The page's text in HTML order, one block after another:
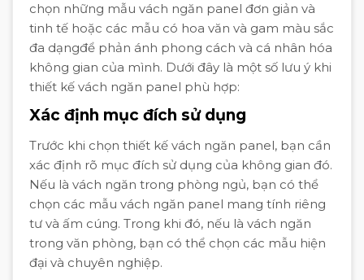
chọn những mẫu vách ngăn panel đơn giản và
tinh tế hoặc các mẫu có hoa văn và gam màu sắc
đa dạngđể phản ánh phong cách và cá nhân hóa
không gian của mình. Dưới đây là một số lưu ý khi
thiết kế vách ngăn panel phù hợp:
Xác định mục đích sử dụng
Trước khi chọn thiết kế vách ngăn panel, bạn cần
xác định rõ mục đích sử dụng của không gian đó.
Nếu là vách ngăn trong phòng ngủ, bạn có thể
chọn các mẫu vách ngăn panel mang tính riêng
tư và ấm cúng. Trong khi đó, nếu là vách ngăn
trong văn phòng, bạn có thể chọn các mẫu hiện
đại và chuyên nghiệp.